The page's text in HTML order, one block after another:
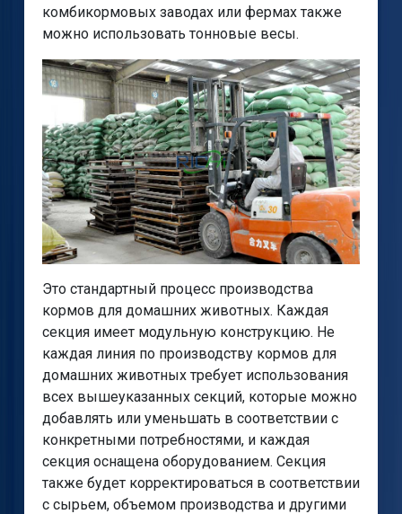
комбикормовых заводах или фермах также
можно использовать тонновые весы.
Это стандартный процесс производства
кормов для домашних животных. Каждая
секция имеет модульную конструкцию. Не
каждая линия по производству кормов для
домашних животных требует использования
всех вышеуказанных секций, которые можно
добавлять или уменьшать в соответствии с
конкретными потребностями, и каждая
секция оснащена оборудованием. Секция
также будет корректироваться в соответствии
с сырьем, объемом производства и другими